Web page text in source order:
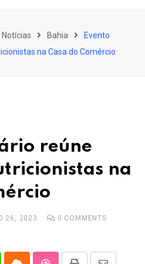
Bahia
Evento
na Casa do Comércio
reúne
na
26, 2023 0 COMMENTS